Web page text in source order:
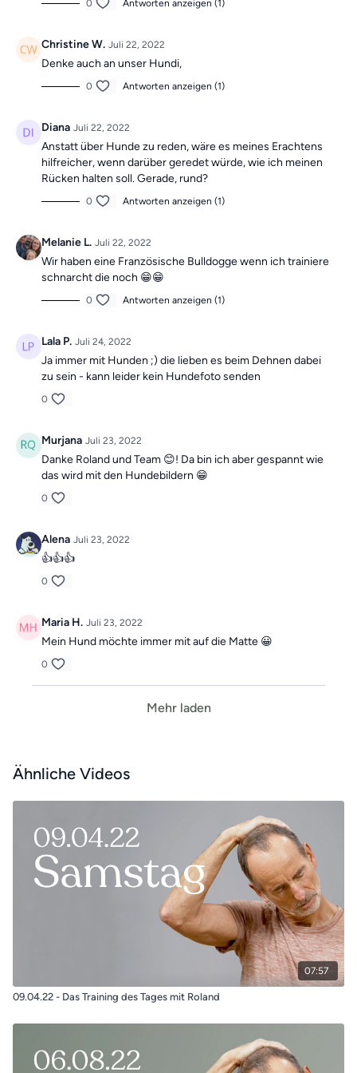
0 Antworten anzeigen (1)
Christine W. Juli 22, 2022
Denke auch an unser Hundi,
0 Antworten anzeigen (1)
Diana Juli 22, 2022
Anstatt über Hunde zu reden, wäre es meines Erachtens
hilfreicher, wenn darüber geredet würde, wie ich meinen
Rücken halten soll. Gerade, rund?
0 Antworten anzeigen (1)
Melanie L. Juli 22, 2022
Wir haben eine Französische Bulldogge wenn ich trainiere
schnarcht die noch 😁😁
0 Antworten anzeigen (1)
Lala P. Juli 24, 2022
Ja immer mit Hunden ;) die lieben es beim Dehnen dabei
zu sein - kann leider kein Hundefoto senden
0
Murjana Juli 23, 2022
Danke Roland und Team 😊! Da bin ich aber gespannt wie
das wird mit den Hundebildern 😁
0
Alena Juli 23, 2022
👍👍👍
0
Maria H. Juli 23, 2022
Mein Hund möchte immer mit auf die Matte 😀
0
Mehr laden
Ähnliche Videos
07:57
09.04.22 - Das Training des Tages mit Roland